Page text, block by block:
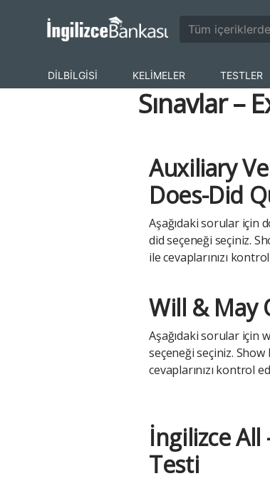
DİLBİLGİSİ KELİMELER TESTLER
Sınavlar –
Auxiliary
Does-Did
Aşağıdaki sorular için
did seçeneği seçiniz.
ile cevaplarınızı
Will & May
Aşağıdaki sorular için
seçeneği seçiniz.
cevaplarınızı kontrol
İngilizce All
Testi